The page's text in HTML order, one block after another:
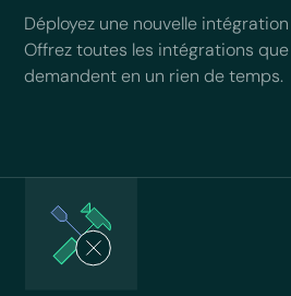
Déployez une nouvelle
Offrez toutes les intégrations
demandent en un rien de temps.